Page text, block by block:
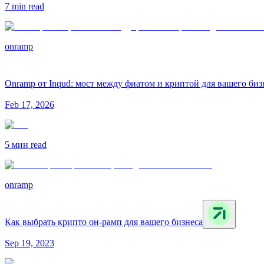
7 min read
onramp
Onramp от Inqud: мост между фиатом и криптой для вашего
Feb 17, 2026
5 мин read
onramp
Как выбрать крипто он-рамп для вашего бизнеса
Sep 19, 2023